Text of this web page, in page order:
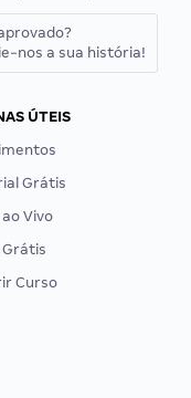
nos a sua história!
ÚTEIS
Grátis
Vivo
Grátis
Curso